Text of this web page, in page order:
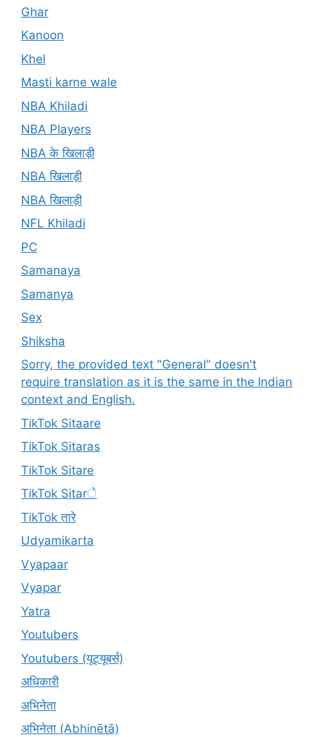
Ghar
Kanoon
Khel
Masti karne wale
NBA Khiladi
NBA Players
NBA के खिलाड़ी
NBA खिलाड़ी
NBA खिलाड़ी
NFL Khiladi
PC
Samanaya
Samanya
Sex
Shiksha
Sorry, the provided text "General" doesn't
require translation as it is the same in the Indian
context and English.
TikTok Sitaare
TikTok Sitaras
TikTok Sitare
TikTok Sitarे
TikTok तारे
Udyamikarta
Vyapaar
Vyapar
Yatra
Youtubers
Youtubers (यूट्यूबर्स)
अधिकारी
अभिनेता
अभिनेता (Abhinētā)